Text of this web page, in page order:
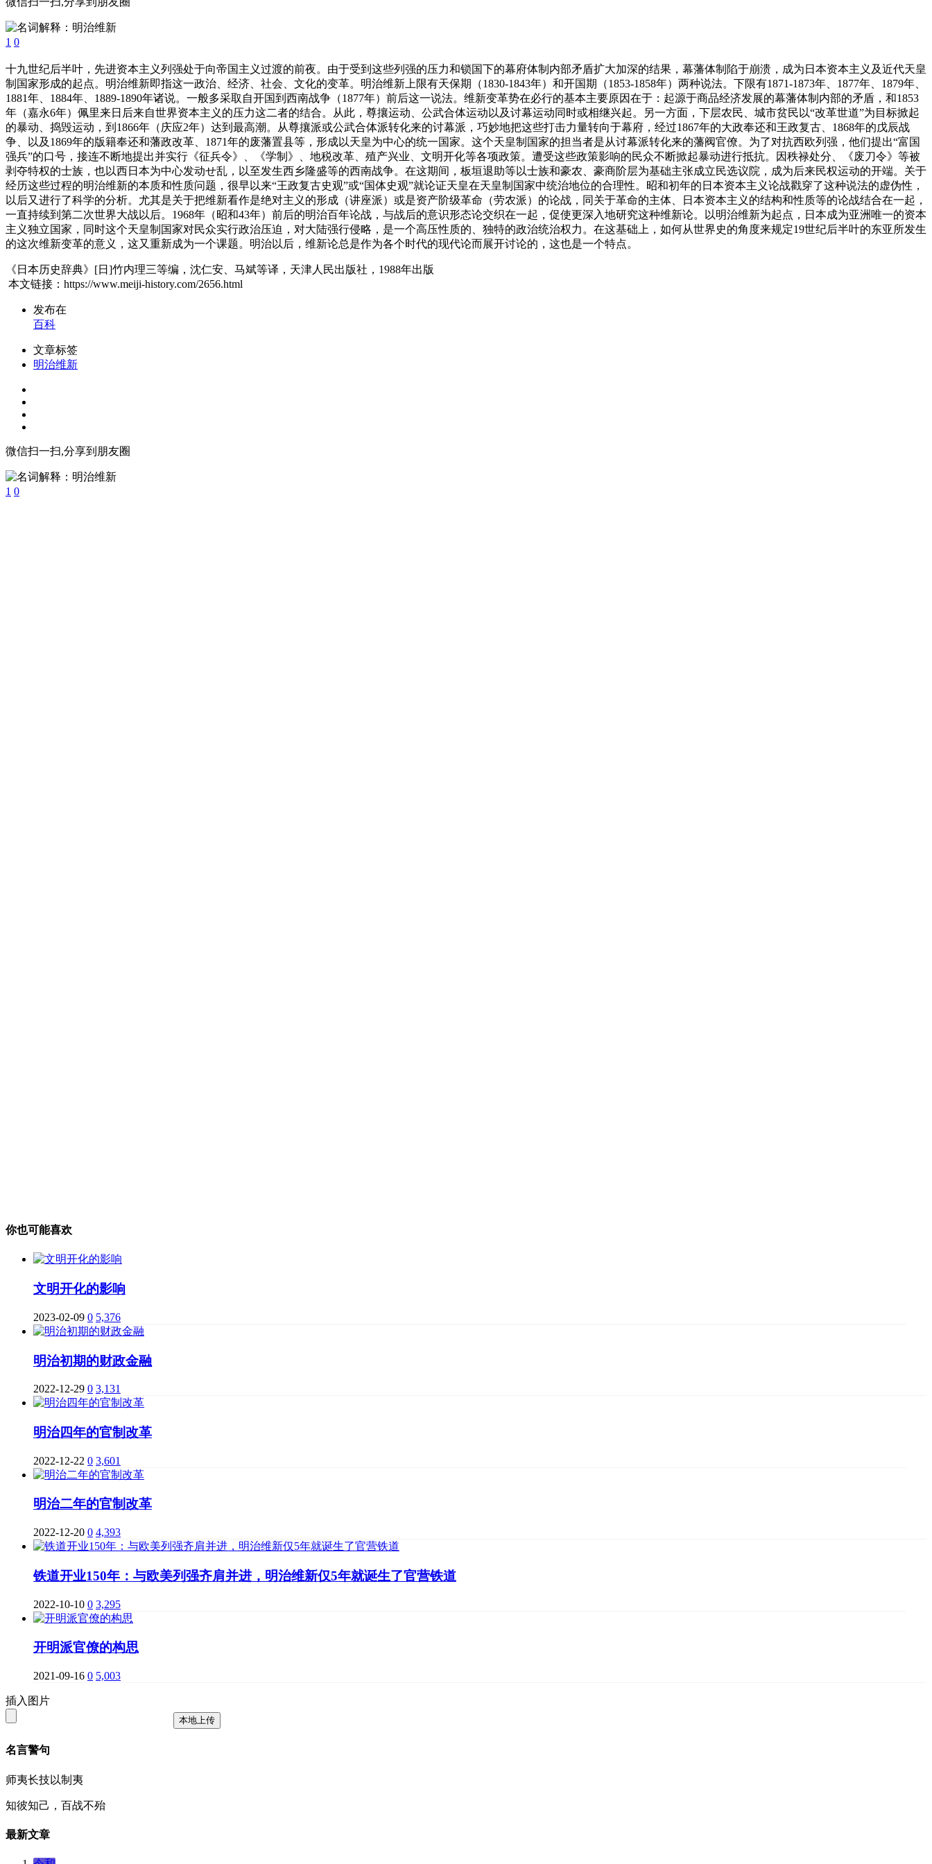
1 0
十九世纪后半叶，先进资本主义列强处于向帝国主义过渡的前夜。由于受到这些列强的压力和锁国下的幕府体制内部矛盾扩大加深的结果，幕藩体制陷于崩溃，成为日本资本主义及近代天皇
制国家形成的起点。明治维新即指这一政治、经济、社会、文化的变革。明治维新上限有天保期（1830-1843年）和开国期（1853-1858年）两种说法。下限有1871-1873年、1877年、1879年、
1881年、1884年、1889-1890年诸说。一般多采取自开国到西南战争（1877年）前后这一说法。维新变革势在必行的基本主要原因在于：起源于商品经济发展的幕藩体制内部的矛盾，和1853
年（嘉永6年）佩里来日后来自世界资本主义的压力这二者的结合。从此，尊攘运动、公武合体运动以及讨幕运动同时或相继兴起。另一方面，下层农民、城市贫民以“改革世道”为目标掀起
的暴动、捣毁运动，到1866年（庆应2年）达到最高潮。从尊攘派或公武合体派转化来的讨幕派，巧妙地把这些打击力量转向于幕府，经过1867年的大政奉还和王政复古、1868年的戊辰战
争、以及1869年的版籍奉还和藩政改革、1871年的废藩置县等，形成以天皇为中心的统一国家。这个天皇制国家的担当者是从讨幕派转化来的藩阀官僚。为了对抗西欧列强，他们提出“富国
强兵”的口号，接连不断地提出并实行《征兵令》、《学制》、地税改革、殖产兴业、文明开化等各项政策。遭受这些政策影响的民众不断掀起暴动进行抵抗。因秩禄处分、《废刀令》等被
剥夺特权的士族，也以西日本为中心发动せ乱，以至发生西乡隆盛等的西南战争。在这期间，板垣退助等以士族和豪农、豪商阶层为基础主张成立民选议院，成为后来民权运动的开端。关于
经历这些过程的明治维新的本质和性质问题，很早以来“王政复古史观”或“国体史观”就论证天皇在天皇制国家中统治地位的合理性。昭和初年的日本资本主义论战戳穿了这种说法的虚伪性，
以后又进行了科学的分析。尤其是关于把维新看作是绝对主义的形成（讲座派）或是资产阶级革命（劳农派）的论战，同关于革命的主体、日本资本主义的结构和性质等的论战结合在一起，
一直持续到第二次世界大战以后。1968年（昭和43年）前后的明治百年论战，与战后的意识形态论交织在一起，促使更深入地研究这种维新论。以明治维新为起点，日本成为亚洲唯一的资本
主义独立国家，同时这个天皇制国家对民众实行政治压迫，对大陆强行侵略，是一个高压性质的、独特的政治统治权力。在这基础上，如何从世界史的角度来规定19世纪后半叶的东亚所发生
的这次维新变革的意义，这又重新成为一个课题。明治以后，维新论总是作为各个时代的现代论而展开讨论的，这也是一个特点。
《日本历史辞典》[日]竹内理三等编，沈仁安、马斌等译，天津人民出版社，1988年出版
本文链接：https://www.meiji-history.com/2656.html
发布在
百科
文章标签
明治维新
微信扫一扫,分享到朋友圈
1 0
你也可能喜欢
文明开化的影响
2023-02-09 0 5,376
明治初期的财政金融
2022-12-29 0 3,131
明治四年的官制改革
2022-12-22 0 3,601
明治二年的官制改革
2022-12-20 0 4,393
铁道开业150年：与欧美列强齐肩并进，明治维新仅5年就诞生了官营铁道
2022-10-10 0 3,295
开明派官僚的构思
2021-09-16 0 5,003
插入图片
本地上传
名言警句
师夷长技以制夷
知彼知己，百战不殆
最新文章